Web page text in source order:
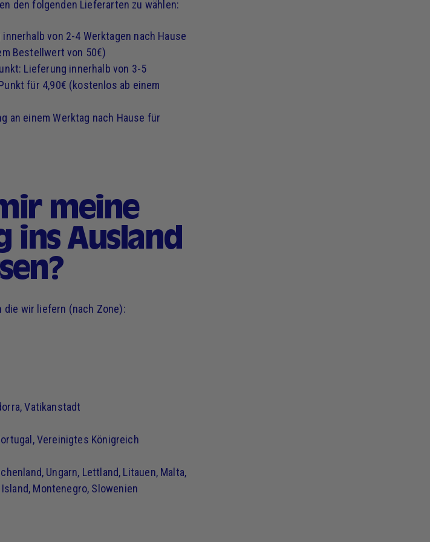
den folgenden Lieferarten zu wählen:
von 2-4 Werktagen nach Hause
Bestellwert von 50€)
Lieferung innerhalb von 3-5
für 4,90€ (kostenlos ab einem
an einem Werktag nach Hause für
meine
ins Ausland
die wir liefern (nach Zone):
Vatikanstadt
Vereinigtes Königreich
Ungarn, Lettland, Litauen, Malta,
Montenegro, Slowenien